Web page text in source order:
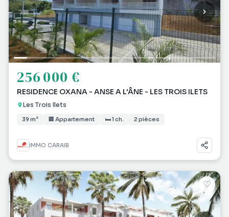
256 000 €
RESIDENCE OXANA - ANSE A L'ÂNE - LES TROIS ILETS
Les Trois Ilets
39 m² 🏢 Appartement 🛏 1 ch. 2 pièces
IMMO CARAIB
♡